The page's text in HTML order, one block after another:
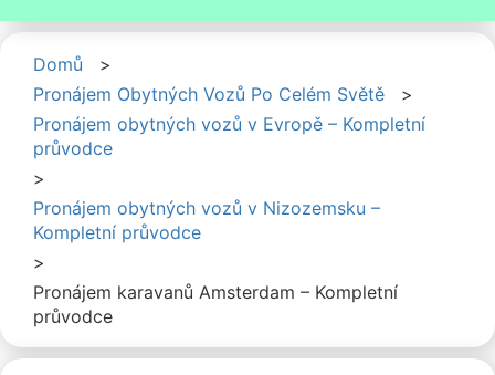
Domů
>
Pronájem Obytných Vozů Po Celém Světě
>
Pronájem obytných vozů v Evropě – Kompletní
průvodce
>
Pronájem obytných vozů v Nizozemsku –
Kompletní průvodce
>
Pronájem karavanů Amsterdam – Kompletní
průvodce